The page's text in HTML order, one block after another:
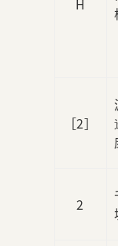
［2］
2